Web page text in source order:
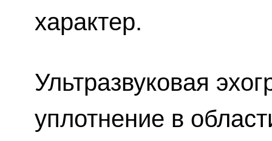
характер.
Ультразвуковая
уплотнение в